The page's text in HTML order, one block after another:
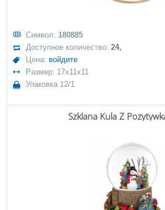
Символ: 180885
Доступное количество:24,
Цена: войдите
Размер: 17x11x11
Упаковка 12/1
Szklana Kula Z